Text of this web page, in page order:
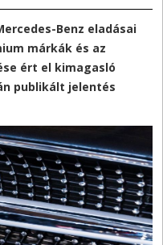
Benz eladásai
márkák és az
ért el kimagasló
publikált jelentés